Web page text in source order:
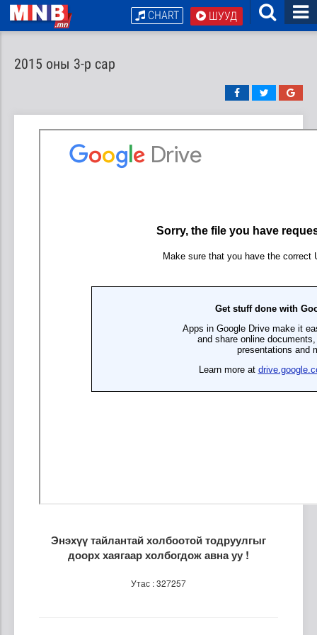
ШУУД
CHART
2015 оны 3-р сар
Энэхүү тайлантай холбоотой тодруулгыг
доорх хаягаар холбогдож авна уу !
Утас : 327257